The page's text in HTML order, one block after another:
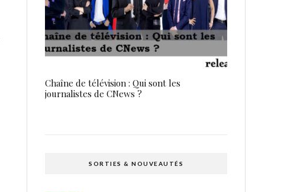
Chaîne de télévision : Qui sont les
journalistes de CNews ?
SORTIES & NOUVEAUTÉS